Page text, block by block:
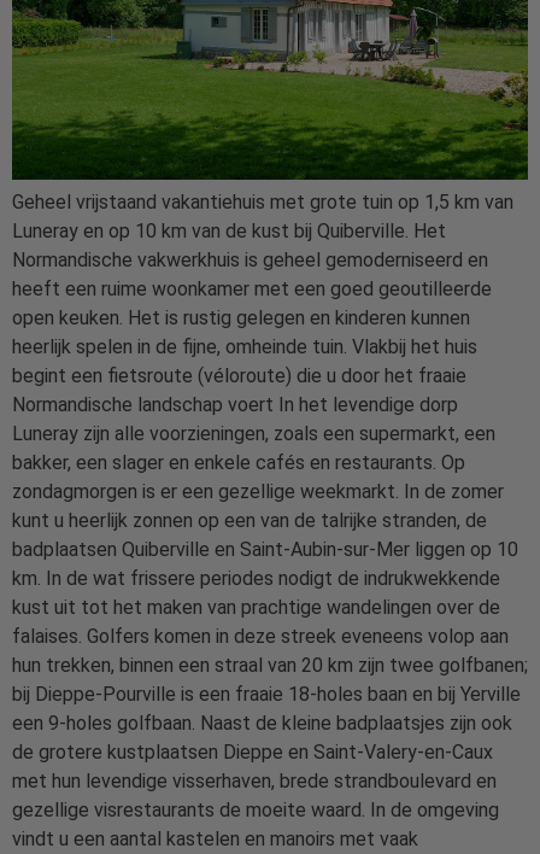
Geheel vrijstaand vakantiehuis met grote tuin op 1,5 km van
Luneray en op 10 km van de kust bij Quiberville. Het
Normandische vakwerkhuis is geheel gemoderniseerd en
heeft een ruime woonkamer met een goed geoutilleerde
open keuken. Het is rustig gelegen en kinderen kunnen
heerlijk spelen in de fijne, omheinde tuin. Vlakbij het huis
begint een fietsroute (véloroute) die u door het fraaie
Normandische landschap voert In het levendige dorp
Luneray zijn alle voorzieningen, zoals een supermarkt, een
bakker, een slager en enkele cafés en restaurants. Op
zondagmorgen is er een gezellige weekmarkt. In de zomer
kunt u heerlijk zonnen op een van de talrijke stranden, de
badplaatsen Quiberville en Saint-Aubin-sur-Mer liggen op 10
km. In de wat frissere periodes nodigt de indrukwekkende
kust uit tot het maken van prachtige wandelingen over de
falaises. Golfers komen in deze streek eveneens volop aan
hun trekken, binnen een straal van 20 km zijn twee golfbanen;
bij Dieppe-Pourville is een fraaie 18-holes baan en bij Yerville
een 9-holes golfbaan. Naast de kleine badplaatsjes zijn ook
de grotere kustplaatsen Dieppe en Saint-Valery-en-Caux
met hun levendige visserhaven, brede strandboulevard en
gezellige visrestaurants de moeite waard. In de omgeving
vindt u een aantal kastelen en manoirs met vaak